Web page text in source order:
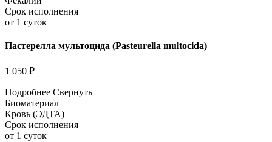
Срок исполнения
от 1 суток
Пастерелла мультоцида (Pasteurella multocida)
1 050 ₽
Подробнее Свернуть
Биоматериал
Кровь (ЭДТА)
Срок исполнения
от 1 суток